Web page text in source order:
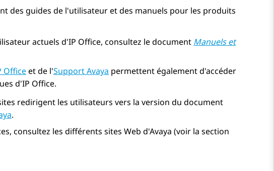
des guides de l'utilisateur et des manuels pour les produits
actuels d'IP Office, consultez le document Manuels et
Officeet de l'SupportAvaya permettent également d'accéder
d'IP Office.
redirigent les utilisateurs vers la version du document
.
consultez les différents sites Web d'Avaya (voir la section